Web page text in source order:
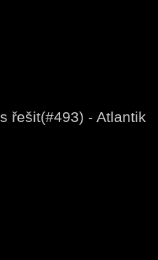
řešit(#493) - Atlantik